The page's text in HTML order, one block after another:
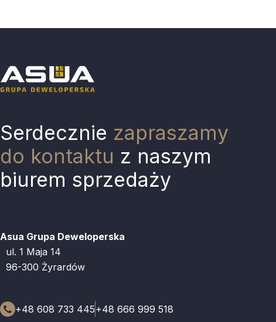
Serdecznie zapraszamy
do kontaktu z naszym
biurem sprzedaży
Asua Grupa Deweloperska
ul. 1 Maja 14
96-300 Żyrardów
+48 608 733 445+48 666 999 518